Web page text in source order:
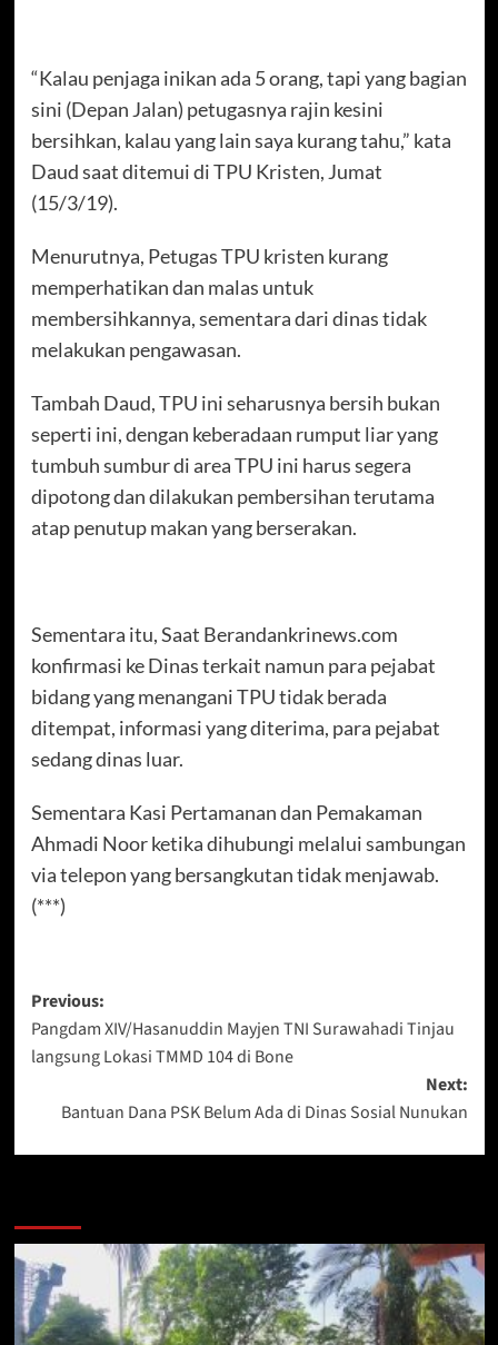
“Kalau penjaga inikan ada 5 orang, tapi yang bagian
sini (Depan Jalan) petugasnya rajin kesini
bersihkan, kalau yang lain saya kurang tahu,” kata
Daud saat ditemui di TPU Kristen, Jumat
(15/3/19).
Menurutnya, Petugas TPU kristen kurang
memperhatikan dan malas untuk
membersihkannya, sementara dari dinas tidak
melakukan pengawasan.
Tambah Daud, TPU ini seharusnya bersih bukan
seperti ini, dengan keberadaan rumput liar yang
tumbuh sumbur di area TPU ini harus segera
dipotong dan dilakukan pembersihan terutama
atap penutup makan yang berserakan.
Sementara itu, Saat Berandankrinews.com
konfirmasi ke Dinas terkait namun para pejabat
bidang yang menangani TPU tidak berada
ditempat, informasi yang diterima, para pejabat
sedang dinas luar.
Sementara Kasi Pertamanan dan Pemakaman
Ahmadi Noor ketika dihubungi melalui sambungan
via telepon yang bersangkutan tidak menjawab.
(***)
Post
navigation
Previous:
Pangdam XIV/Hasanuddin Mayjen TNI Surawahadi Tinjau
langsung Lokasi TMMD 104 di Bone
Next:
Bantuan Dana PSK Belum Ada di Dinas Sosial Nunukan